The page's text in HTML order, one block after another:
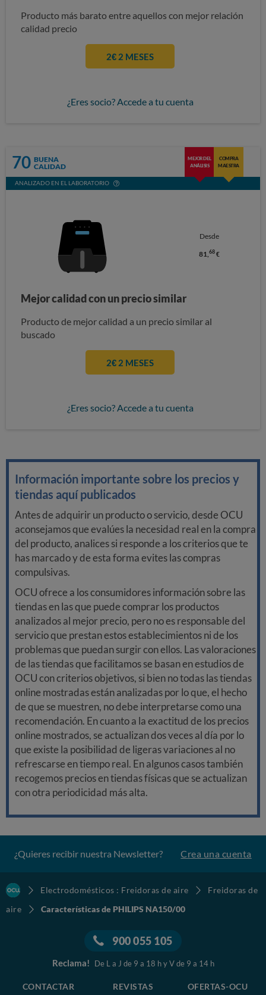
Producto más barato entre aquellos con mejor relación
calidad precio
2€ 2 MESES
¿Eres socio? Accede a tu cuenta
70 BUENA
CALIDAD
MEJOR DEL
ANÁLISIS
COMPRA
MAESTRA
ANALIZADO EN EL LABORATORIO
Desde
81, 68€
Mejor calidad con un precio similar
Producto de mejor calidad a un precio similar al
buscado
2€ 2 MESES
¿Eres socio? Accede a tu cuenta
Información importante sobre los precios y
tiendas aquí publicados
Antes de adquirir un producto o servicio, desde OCU
aconsejamos que evalúes la necesidad real en la compra
del producto, analices si responde a los criterios que te
has marcado y de esta forma evites las compras
compulsivas.
OCU ofrece a los consumidores información sobre las
tiendas en las que puede comprar los productos
analizados al mejor precio, pero no es responsable del
servicio que prestan estos establecimientos ni de los
problemas que puedan surgir con ellos. Las valoraciones
de las tiendas que facilitamos se basan en estudios de
OCU con criterios objetivos, si bien no todas las tiendas
online mostradas están analizadas por lo que, el hecho
de que se muestren, no debe interpretarse como una
recomendación. En cuanto a la exactitud de los precios
online mostrados, se actualizan dos veces al día por lo
que existe la posibilidad de ligeras variaciones al no
refrescarse en tiempo real. En algunos casos también
recogemos precios en tiendas físicas que se actualizan
con otra periodicidad más alta.
¿Quieres recibir nuestra Newsletter? Crea una cuenta
Electrodomésticos : Freidoras de aire
Freidoras de
aire
Características de PHILIPS NA150/00
900 055 105
Reclama! De L a J de 9 a 18 h y V de 9 a 14 h
CONTACTAR REVISTAS OFERTAS-OCU